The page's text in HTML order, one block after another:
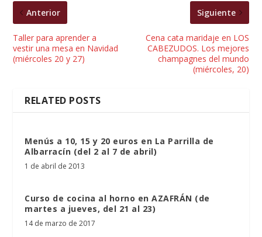
Anterior
Taller para aprender a
vestir una mesa en Navidad
(miércoles 20 y 27)
Siguiente
Cena cata maridaje en LOS
CABEZUDOS. Los mejores
champagnes del mundo
(miércoles, 20)
RELATED POSTS
Menús a 10, 15 y 20 euros en La Parrilla de
Albarracín (del 2 al 7 de abril)
1 de abril de 2013
Curso de cocina al horno en AZAFRÁN (de
martes a jueves, del 21 al 23)
14 de marzo de 2017